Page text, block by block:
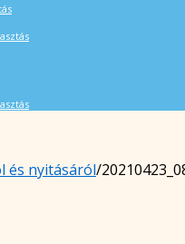
és nyitásáról/